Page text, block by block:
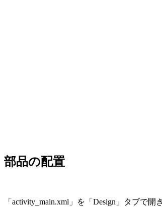
部品の配置
「activity_main.xml」を「Design」タブで